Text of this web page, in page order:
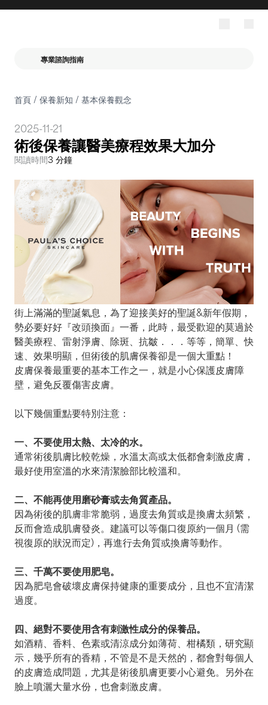
專業諮詢指南
首頁/ 保養新知 / 基本保養觀念
2025-11-21
術後保養讓醫美療程效果大加分
閱讀時間3 分鐘
街上滿滿的聖誕氣息，為了迎接美好的聖誕&新年假期，
勢必要好好『改頭換面』一番，此時，最受歡迎的莫過於
醫美療程、雷射淨膚、除斑、抗皺．．．等等，簡單、快
速、效果明顯，但術後的肌膚保養卻是一個大重點！
皮膚保養最重要的基本工作之一，就是小心保護皮膚障
壁，避免反覆傷害皮膚。
以下幾個重點要特別注意：
一、不要使用太熱、太冷的水。
通常術後肌膚比較乾燥，水溫太高或太低都會刺激皮膚，
最好使用室溫的水來清潔臉部比較溫和。
二、不能再使用磨砂膏或去角質產品。
因為術後的肌膚非常脆弱，過度去角質或是換膚太頻繁，
反而會造成肌膚發炎。建議可以等傷口復原約一個月 (需
視復原的狀況而定)，再進行去角質或換膚等動作。
三、千萬不要使用肥皂。
因為肥皂會破壞皮膚保持健康的重要成分，且也不宜清潔
過度。
四、絕對不要使用含有刺激性成分的保養品。
如酒精、香料、色素或清涼成分如薄荷、柑橘類，研究顯
示，幾乎所有的香精，不管是不是天然的，都會對每個人
的皮膚造成問題，尤其是術後肌膚更要小心避免。另外在
臉上噴灑大量水份，也會刺激皮膚。